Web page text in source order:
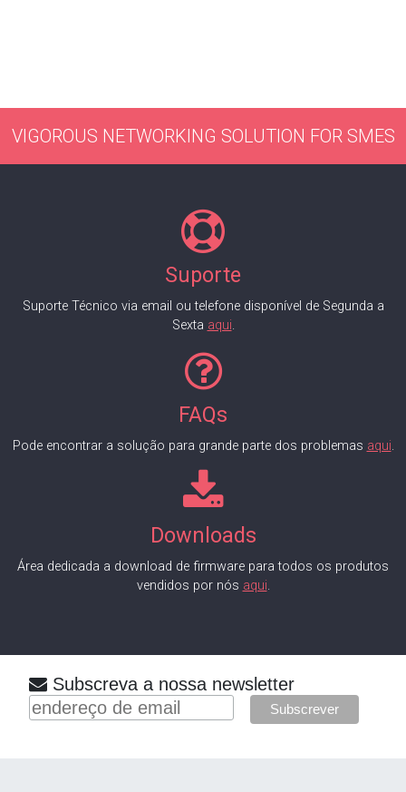
VIGOROUS NETWORKING SOLUTION FOR SMES
Suporte
Suporte Técnico via email ou telefone disponível de Segunda a
Sexta aqui.
FAQs
Pode encontrar a solução para grande parte dos problemas aqui.
Downloads
Área dedicada a download de firmware para todos os produtos
vendidos por nós aqui.
Subscreva a nossa newsletter